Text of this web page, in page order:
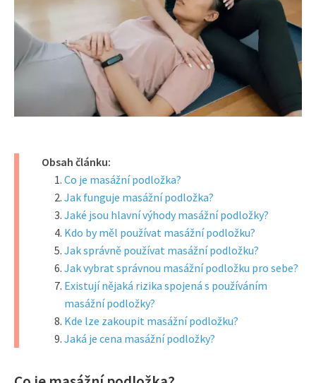
Obsah článku:
Co je masážní podložka?
Jak funguje masážní podložka?
Jaké jsou hlavní výhody masážní podložky?
Kdo by měl používat masážní podložku?
Jak správně používat masážní podložku?
Jak vybrat správnou masážní podložku pro sebe?
Existují nějaká rizika spojená s používáním
masážní podložky?
Kde lze zakoupit masážní podložku?
Jaká je cena masážní podložky?